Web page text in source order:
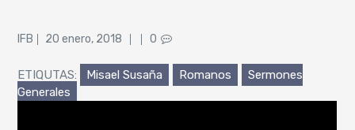
IFB
Posted
20 enero, 2018 0
ETIQUTAS: Misael Susaña Romanos
Sermones
Generales